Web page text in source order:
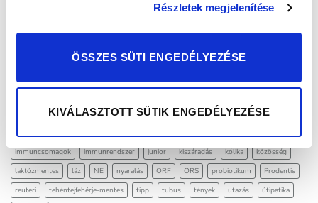
Részletek megjelenítése
ÖSSZES SÜTI ENGEDÉLYEZÉSE
KIVÁLASZTOTT SÜTIK ENGEDÉLYEZÉSE
csecsemőkori hasfájás
csepp cukormentes diéta fertőzések
Gastrus
immuncsomagok
immunrendszer junior kiszáradás kólika
közösség
laktózmentes
láz NE nyaralás ORF ORS probiotikum
Prodentis
reuteri
tehéntejfehérje-mentes tipp tubus tények utazás
útipatika